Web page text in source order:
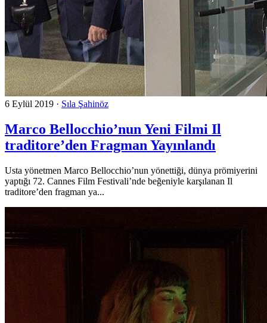
6 Eylül 2019 · Sıla Şahinöz
Marco Bellocchio’nun Yeni Filmi Il
traditore’den Fragman Yayınlandı
Usta yönetmen Marco Bellocchio’nun yönettiği, dünya prömiyerini
yaptığı 72. Cannes Film Festivali’nde beğeniyle karşılanan Il
traditore’den fragman ya...